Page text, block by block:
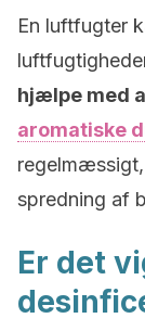
En luftfugter
hjælpe med
aromatiske
spredning af
Er det